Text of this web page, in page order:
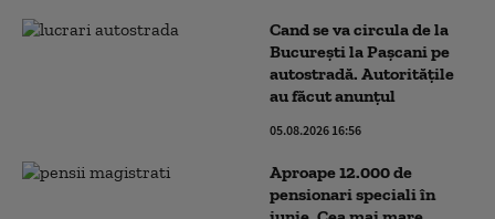
Cand se va circula de la
București la Pașcani pe
autostradă. Autoritățile
au făcut anunțul
05.08.2026 16:56
Aproape 12.000 de
pensionari speciali în